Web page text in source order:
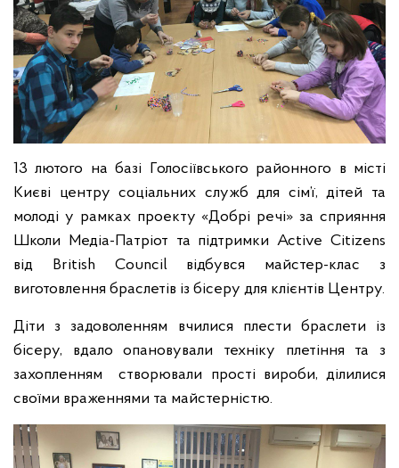
13 лютого на базі Голосіївського районного в місті
Києві центру соціальних служб для сім’ї, дітей та
молоді у рамках проекту «Добрі речі» за сприяння
Школи Медіа-Патріот та підтримки Active Citizens
від British Council відбувся майстер-клас з
виготовлення браслетів із бісеру для клієнтів Центру.
Діти з задоволенням вчилися плести браслети із
бісеру, вдало опановували техніку плетіння та з
захопленням створювали прості вироби, ділилися
своїми враженнями та майстерністю.